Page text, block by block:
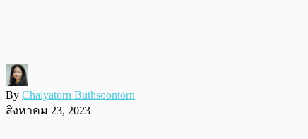
By Chaiyatorn Buthsoontorn
สิงหาคม 23, 2023